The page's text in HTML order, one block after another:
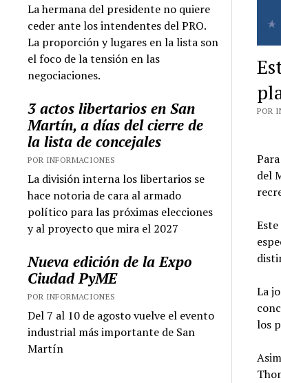
La hermana del presidente no quiere
ceder ante los intendentes del PRO.
La proporción y lugares en la lista son
el foco de la tensión en las
negociaciones.
3 actos libertarios en San
Martín, a días del cierre de
la lista de concejales
POR INFORMACIONES
La división interna los libertarios se
hace notoria de cara al armado
político para las próximas elecciones
y al proyecto que mira el 2027
Nueva edición de la Expo
Ciudad PyME
POR INFORMACIONES
Del 7 al 10 de agosto vuelve el evento
industrial más importante de San
Martín
POR
del
La
los